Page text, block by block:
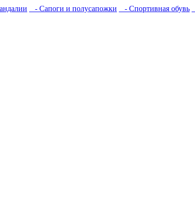
- Сапоги и полусапожки - Спортивная обувь